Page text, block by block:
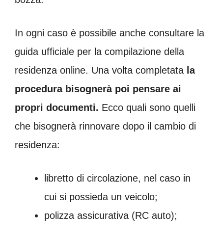
In ogni caso è possibile anche consultare la
guida ufficiale per la compilazione della
residenza online. Una volta completata la
procedura bisognerà poi pensare ai
propri documenti. Ecco quali sono quelli
che bisognerà rinnovare dopo il cambio di
residenza:
libretto di circolazione, nel caso in
cui si possieda un veicolo;
polizza assicurativa (RC auto);